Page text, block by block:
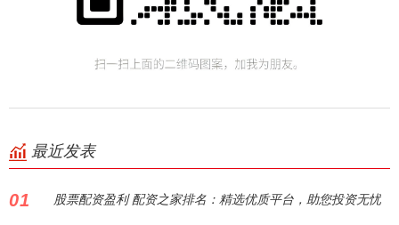
最近发表
01 股票配资盈利 配资之家排名：精选优质平台，助您投资无忧